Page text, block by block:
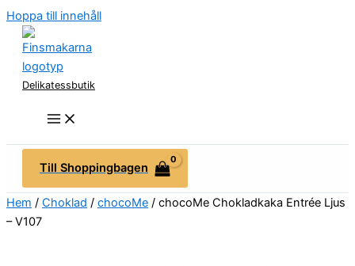
Hoppa till innehåll
Delikatessbutik
Till Shoppingbagen
Hem / Choklad / chocoMe / chocoMe Chokladkaka Entrée Ljus
– V107